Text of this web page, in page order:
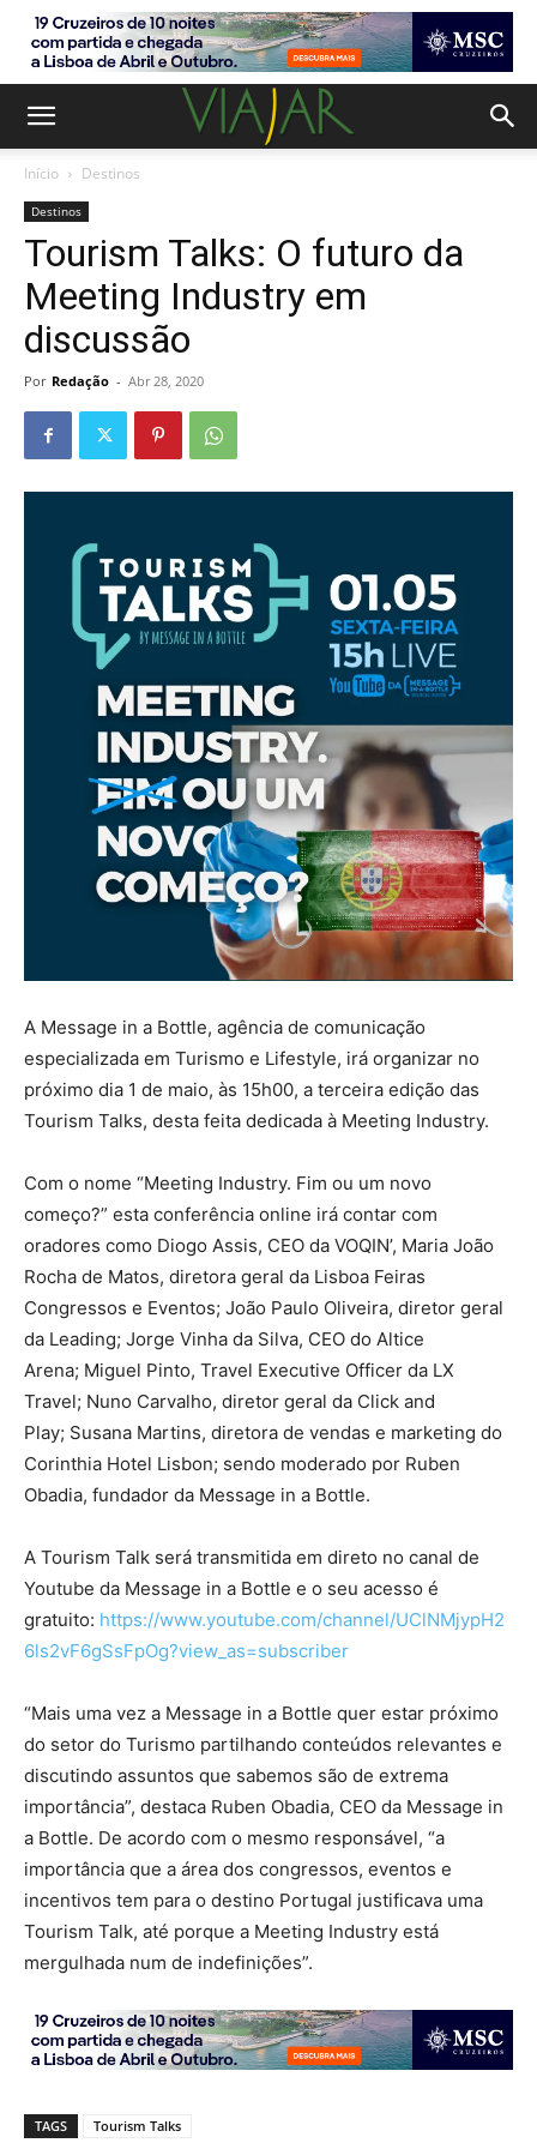
Início Destinos
Destinos
Tourism Talks: O futuro da
Meeting Industry em
discussão
Por Redação - Abr 28, 2020
A Message in a Bottle, agência de comunicação
especializada em Turismo e Lifestyle, irá organizar no
próximo dia 1 de maio, às 15h00, a terceira edição das
Tourism Talks, desta feita dedicada à Meeting Industry.
Com o nome “Meeting Industry. Fim ou um novo
começo?” esta conferência online irá contar com
oradores como Diogo Assis, CEO da VOQIN’, Maria João
Rocha de Matos, diretora geral da Lisboa Feiras
Congressos e Eventos; João Paulo Oliveira, diretor geral
da Leading; Jorge Vinha da Silva, CEO do Altice
Arena; Miguel Pinto, Travel Executive Officer da LX
Travel; Nuno Carvalho, diretor geral da Click and
Play; Susana Martins, diretora de vendas e marketing do
Corinthia Hotel Lisbon; sendo moderado por Ruben
Obadia, fundador da Message in a Bottle.
A Tourism Talk será transmitida em direto no canal de
Youtube da Message in a Bottle e o seu acesso é
gratuito: https://www.youtube.com/channel/UClNMjypH2
6ls2vF6gSsFpOg?view_as=subscriber
“Mais uma vez a Message in a Bottle quer estar próximo
do setor do Turismo partilhando conteúdos relevantes e
discutindo assuntos que sabemos são de extrema
importância”, destaca Ruben Obadia, CEO da Message in
a Bottle. De acordo com o mesmo responsável, “a
importância que a área dos congressos, eventos e
incentivos tem para o destino Portugal justificava uma
Tourism Talk, até porque a Meeting Industry está
mergulhada num de indefinições”.
TAGS Tourism Talks